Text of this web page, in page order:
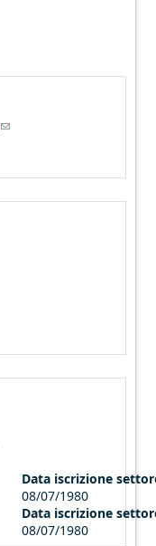
(link sends e-mail)
Data iscrizione
08/07/1980
Data iscrizione
08/07/1980